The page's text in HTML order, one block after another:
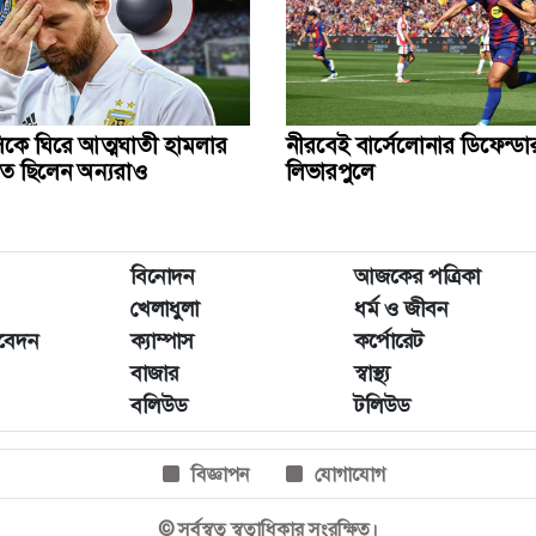
ঘিরে আত্মঘাতী হামলার
ছিলেন অন্যরাও
নীরবেই বার্সেলোনার
লিভারপুলে
বিনোদন আজকের পত্রিকা
খেলাধুলা ধর্ম ও জীবন
ক্যাম্পাস কর্পোরেট
বাজার স্বাস্থ্য
বলিউড টলিউড
বিজ্ঞাপন যোগাযোগ
© সর্বস্বত্ব স্বত্বাধিকার সংরক্ষিত।